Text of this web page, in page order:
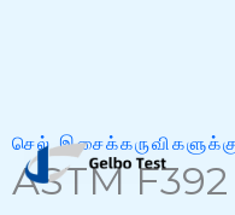
உள்ளடக்கத்திற்குச்
செல்
செல்
ASTM F392